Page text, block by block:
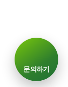
문의하기